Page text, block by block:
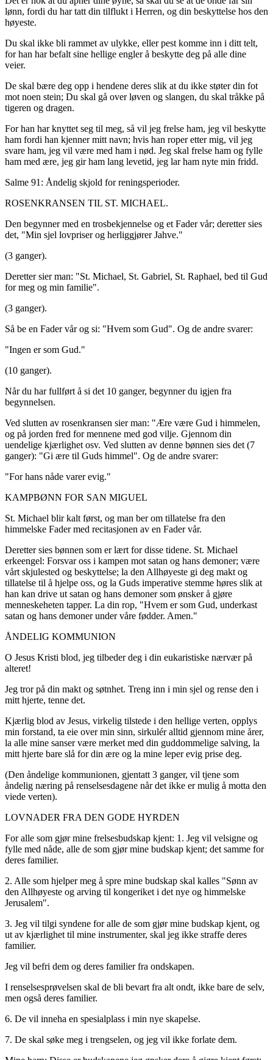
lønn, fordi du har tatt din tilflukt i Herren, og din beskyttelse hos den
høyeste.
Du skal ikke bli rammet av ulykke, eller pest komme inn i ditt telt,
for han har befalt sine hellige engler å beskytte deg på alle dine
veier.
De skal bære deg opp i hendene deres slik at du ikke støter din fot
mot noen stein; Du skal gå over løven og slangen, du skal tråkke på
tigeren og dragen.
For han har knyttet seg til meg, så vil jeg frelse ham, jeg vil beskytte
ham fordi han kjenner mitt navn; hvis han roper etter mig, vil jeg
svare ham, jeg vil være med ham i nød. Jeg skal frelse ham og fylle
ham med ære, jeg gir ham lang levetid, jeg lar ham nyte min fridd.
Salme 91: Åndelig skjold for reningsperioder.
ROSENKRANSEN TIL ST. MICHAEL.
Den begynner med en trosbekjennelse og et Fader vår; deretter sies
det, "Min sjel lovpriser og herliggjører Jahve."
(3 ganger).
Deretter sier man: "St. Michael, St. Gabriel, St. Raphael, bed til Gud
for meg og min familie".
(3 ganger).
Så be en Fader vår og si: "Hvem som Gud". Og de andre svarer:
"Ingen er som Gud."
(10 ganger).
Når du har fullført å si det 10 ganger, begynner du igjen fra
begynnelsen.
Ved slutten av rosenkransen sier man: "Ære være Gud i himmelen,
og på jorden fred for mennene med god vilje. Gjennom din
uendelige kjærlighet osv. Ved slutten av denne bønnen sies det (7
ganger): "Gi ære til Guds himmel". Og de andre svarer:
"For hans nåde varer evig."
KAMPBØNN FOR SAN MIGUEL
St. Michael blir kalt først, og man ber om tillatelse fra den
himmelske Fader med recitasjonen av en Fader vår.
Deretter sies bønnen som er lært for disse tidene. St. Michael
erkeengel: Forsvar oss i kampen mot satan og hans demoner; være
vårt skjulested og beskyttelse; la den Allhøyeste gi deg makt og
tillatelse til å hjelpe oss, og la Guds imperative stemme høres slik at
han kan drive ut satan og hans demoner som ønsker å gjøre
menneskeheten tapper. La din rop, "Hvem er som Gud, underkast
satan og hans demoner under våre fødder. Amen."
ÅNDELIG KOMMUNION
O Jesus Kristi blod, jeg tilbeder deg i din eukaristiske nærvær på
alteret!
Jeg tror på din makt og søtnhet. Treng inn i min sjel og rense den i
mitt hjerte, tenne det.
Kjærlig blod av Jesus, virkelig tilstede i den hellige verten, opplys
min forstand, ta eie over min sinn, sirkulér alltid gjennom mine årer,
la alle mine sanser være merket med din guddommelige salving, la
mitt hjerte bare slå for din ære og la mine leper evig prise deg.
(Den åndelige kommunionen, gjentatt 3 ganger, vil tjene som
åndelig næring på renselsesdagene når det ikke er mulig å motta den
viede verten).
LOVNADER FRA DEN GODE HYRDEN
For alle som gjør mine frelsesbudskap kjent: 1. Jeg vil velsigne og
fylle med nåde, alle de som gjør mine budskap kjent; det samme for
deres familier.
2. Alle som hjelper meg å spre mine budskap skal kalles "Sønn av
den Allhøyeste og arving til kongeriket i det nye og himmelske
Jerusalem".
3. Jeg vil tilgi syndene for alle de som gjør mine budskap kjent, og
ut av kjærlighet til mine instrumenter, skal jeg ikke straffe deres
familier.
Jeg vil befri dem og deres familier fra ondskapen.
I renselsesprøvelsen skal de bli bevart fra alt ondt, ikke bare de selv,
men også deres familier.
6. De vil inneha en spesialplass i min nye skapelse.
7. De skal søke meg i trengselen, og jeg vil ikke forlate dem.